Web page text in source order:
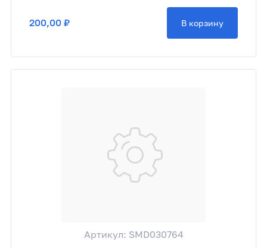
200,00 ₽ В корзину
Артикул: SMD030764